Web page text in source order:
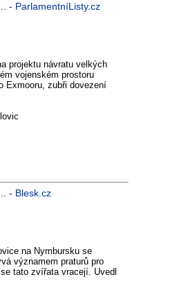
- ParlamentníListy.cz
projektu návratu velkých
vojenském prostoru
Exmooru, zubři dovezení
- Blesk.cz
na Nymbursku se
významem praturů pro
tato zvířata vracejí. Uvedl